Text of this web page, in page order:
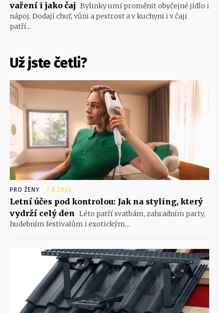
vaření i jako čaj Bylinky umí proměnit obyčejné jídlo i
nápoj. Dodají chuť, vůni a pestrost a v kuchyni i v čaji
patří...
Už jste četli?
PRO ŽENY 7.8.2026
Letní účes pod kontrolou: Jak na styling, který
vydrží celý den Léto patří svatbám, zahradním party,
hudebním festivalům i exotickým...